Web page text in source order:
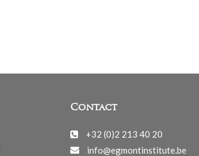
Contact
+32 (0)2 213 40 20
info@egmontinstitute.be